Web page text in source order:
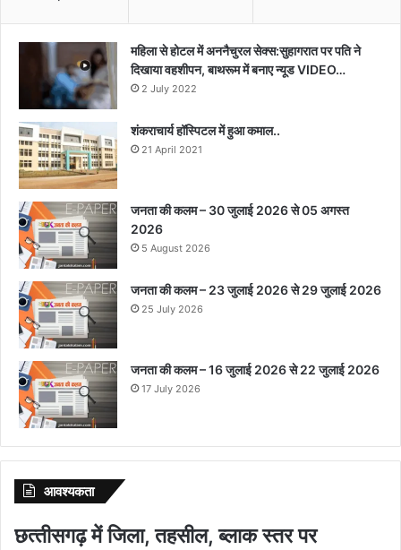
महिला से होटल में अननैचुरल सेक्स:सुहागरात पर पति ने
दिखाया वहशीपन, बाथरूम में बनाए न्यूड VIDEO…
2 July 2022
शंकराचार्य हॉस्पिटल में हुआ कमाल..
21 April 2021
जनता की कलम – 30 जुलाई 2026 से 05 अगस्त
2026
5 August 2026
जनता की कलम – 23 जुलाई 2026 से 29 जुलाई 2026
25 July 2026
जनता की कलम – 16 जुलाई 2026 से 22 जुलाई 2026
17 July 2026
आवश्‍यकता
छत्‍तीसगढ़ में जिला, तहसील, ब्‍लाक स्‍तर पर